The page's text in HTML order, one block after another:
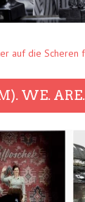
auf die Scheren
WE.